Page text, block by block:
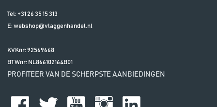
Tel: +31 26 35 15 313
E:webshop@vlaggenhandel.nl
KVKnr: 92569668
BTWnr: NL866102164B01
PROFITEER VAN DE SCHERPSTE AANBIEDINGEN